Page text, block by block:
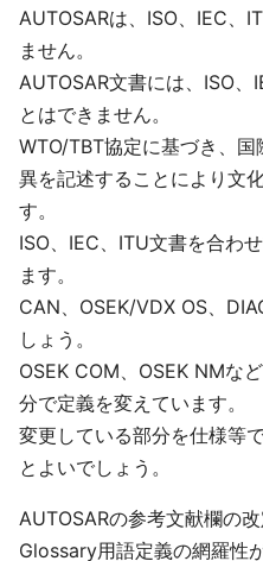
AUTOSARは、ISO、IEC、
ません。
AUTOSAR文書には、ISO、
とはできません。
WTO/TBT協定に基づき、
異を記述することにより文
す。
ISO、IEC、ITU文書を合わ
ます。
CAN、OSEK/VDX OS、
しょう。
OSEK COM、OSEK NMな
分で定義を変えています。
変更している部分を仕様等
とよいでしょう。
AUTOSARの参考文献欄の
Glossary用語定義の網羅性